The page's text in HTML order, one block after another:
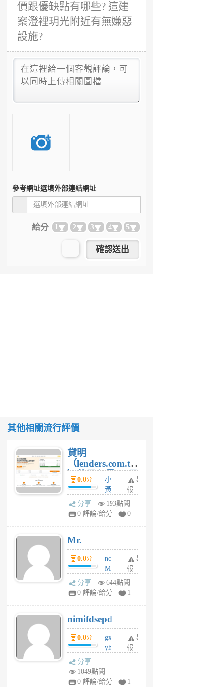
價跟優缺點有哪些? 這建
案澄裡玥光附近有無嫌惡
設施?
參考網址選填外部連結網址
給分 1 2 3 4 5
其他相關流行評價
貸明
（lenders.com.tw
）使用心得 — 民
間貸款比較平台
體驗
0.0分
小
黃
蜂
1
舉
報
分享
193點閱
0 評論/給分
0
Mr.
0.0分
nc
M
U
F
U
5
個
月
舉
報
分享
644點閱
0 評論/給分
1
nimifdsepd
0.0分
gx
yh
jl
舉
報
分享
1049點閱
0 評論/給分
1